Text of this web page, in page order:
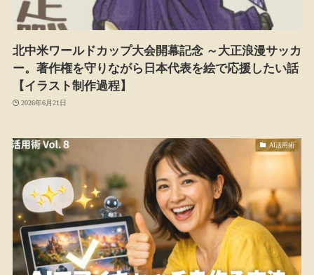
北中米ワールドカップ大会開幕記念 ～大正浪漫サッカ
ー。著作権を守りながら日本代表を絵で応援したい話
【イラスト制作過程】
2026年6月21日
AI活用術